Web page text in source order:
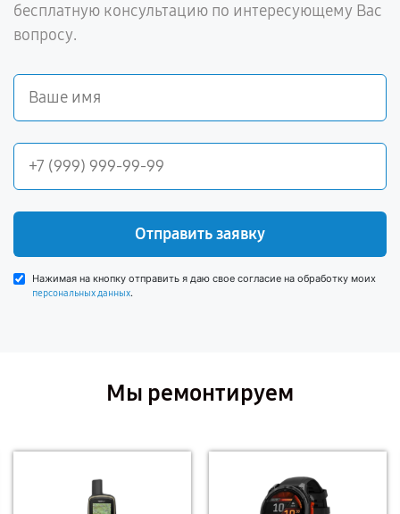
бесплатную консультацию по интересующему Вас
вопросу.
Отправить заявку
Нажимая на кнопку отправить я даю свое согласие на обработку моих
персональных данных.
Мы ремонтируем